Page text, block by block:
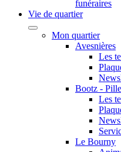
funéraires
Vie de quartier
Mon quartier
Avesnières
Les
Bootz -
Les
Le Bourny